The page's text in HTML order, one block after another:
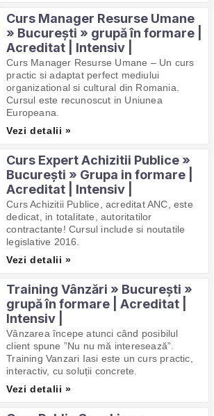
Curs Manager Resurse Umane
» București » grupă în formare |
Acreditat | Intensiv |
Curs Manager Resurse Umane – Un curs
practic si adaptat perfect mediului
organizational si cultural din Romania.
Cursul este recunoscut in Uniunea
Europeana.
Vezi detalii »
Curs Expert Achizitii Publice »
București » Grupa in formare |
Acreditat | Intensiv |
Curs Achizitii Publice, acreditat ANC, este
dedicat, in totalitate, autoritatilor
contractante! Cursul include si noutatile
legislative 2016.
Vezi detalii »
Training Vânzări » București »
grupă în formare | Acreditat |
Intensiv |
Vânzarea începe atunci când posibilul
client spune ”Nu nu mă interesează”.
Training Vanzari Iasi este un curs practic,
interactiv, cu soluții concrete.
Vezi detalii »